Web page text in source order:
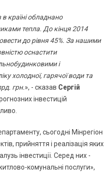
країні обладнано
тепла. До кінця 2014
до рівня 45%. За нашими
оснастити
і
холодної, гарячої води та
грн.», - сказав Сергій
інвестицій
сьогодні Мінрегіон
прийняття і реалізація яких
інвестиції. Серед них -
комунальні послуги»,